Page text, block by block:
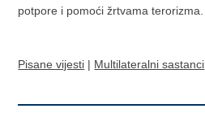
potpore i pomoći žrtvama terorizma.
Pisane vijesti | Multilateralni sastanci